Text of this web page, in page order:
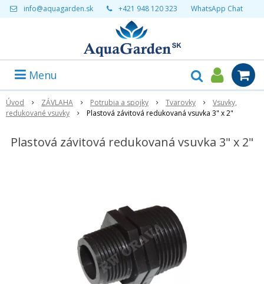
info@aquagarden.sk +421 948 120 323 WhatsApp Chat
Menu
Úvod ZÁVLAHA Potrubia a spojky Tvarovky
Vsuvky,
redukované vsuvky
Plastová závitová redukovaná vsuvka 3" x 2"
Plastová závitová redukovaná vsuvka 3" x 2"